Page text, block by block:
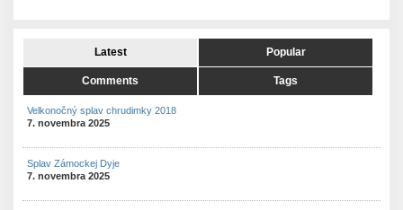
Latest Popular
Comments Tags
Velkonočný splav chrudimky 2018
7. novembra 2025
Splav Zámockej Dyje
7. novembra 2025